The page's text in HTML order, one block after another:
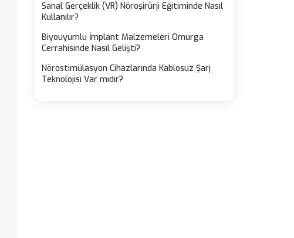
Sanal Gerçeklik (VR) Nöroşirürji Eğitiminde Nasıl
Kullanılır?
Biyouyumlu İmplant Malzemeleri Omurga
Cerrahisinde Nasıl Gelişti?
Nörostimülasyon Cihazlarında Kablosuz Şarj
Teknolojisi Var mıdır?